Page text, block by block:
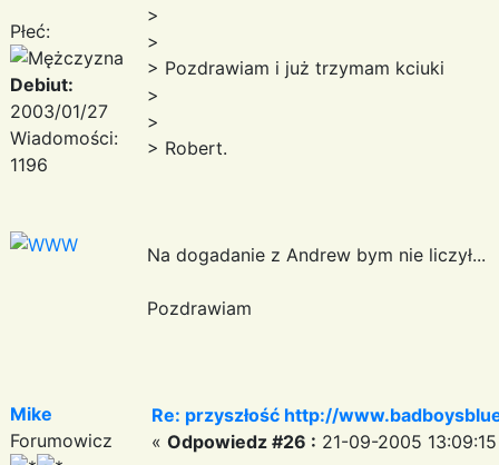
Płeć:
Debiut:
2003/01/27
Wiadomości:
1196
>
>
> Pozdrawiam i już trzymam kciuki
>
>
> Robert.
Na dogadanie z Andrew bym nie liczył...
Pozdrawiam
Mike
Forumowicz
Re: przyszłość http://
« Odpowiedz #26 : 21-09-2005